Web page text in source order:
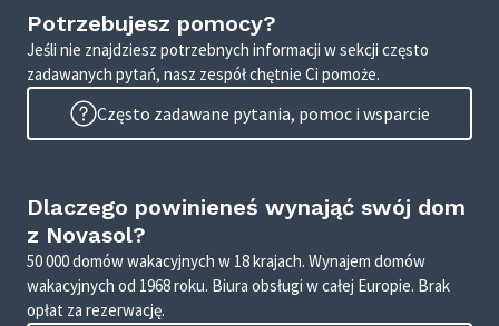
Potrzebujesz pomocy?
Jeśli nie znajdziesz potrzebnych informacji w sekcji często
zadawanych pytań, nasz zespół chętnie Ci pomoże.
Często zadawane pytania, pomoc i wsparcie
Dlaczego powinieneś wynająć swój dom
z Novasol?
50 000 domów wakacyjnych w 18 krajach. Wynajem domów
wakacyjnych od 1968 roku. Biura obsługi w całej Europie. Brak
opłat za rezerwację.